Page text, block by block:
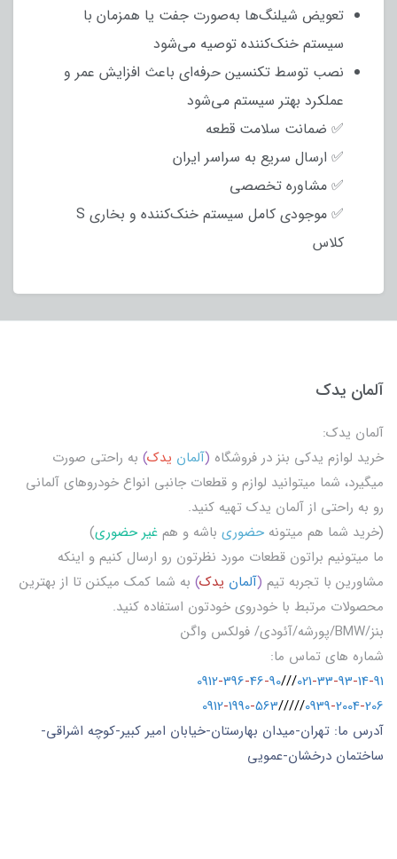
تعویض شیلنگ‌ها به‌صورت جفت یا همزمان با
سیستم خنک‌کننده توصیه می‌شود
نصب توسط تکنسین حرفه‌ای باعث افزایش عمر و
عملکرد بهتر سیستم می‌شود
✅ ضمانت سلامت قطعه
✅ ارسال سریع به سراسر ایران
✅ مشاوره تخصصی
✅ موجودی کامل سیستم خنک‌کننده و بخاری S
کلاس
آلمان یدک
آلمان یدک:
خرید لوازم یدکی بنز در فروشگاه (آلمان یدک) به راحتی صورت
میگیرد، شما میتوانید لوازم و قطعات جانبی انواع خودروهای آلمانی
رو به راحتی از آلمان یدک تهیه کنید.
(خرید شما هم میتونه حضوری باشه و هم غیر حضوری)
ما میتونیم براتون قطعات مورد نظرتون رو ارسال کنیم و اینکه
مشاورین با تجربه تیم (آلمان یدک) به شما کمک میکنن تا از بهترین
محصولات مرتبط با خودروی خودتون استفاده کنید.
بنز/BMW/پورشه/آئودی/ فولکس واگن
شماره های تماس ما:
021-33-93-14-91
///
0912-396-46-90
0939-2004-206
/////
0912-1990-563
آدرس ما: تهران-میدان بهارستان-خیابان امیر کبیر-کوچه اشراقی-
ساختمان درخشان-عمویی